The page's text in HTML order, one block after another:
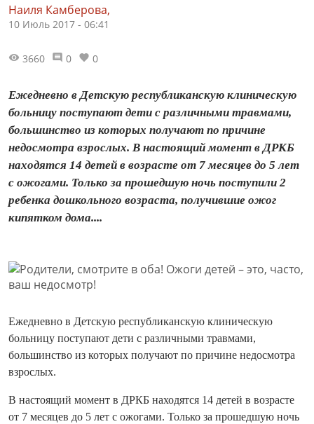
Наиля Камберова,
10 Июль 2017 - 06:41
3660 0 0
Ежедневно в Детскую республиканскую клиническую
больницу поступают дети с различными травмами,
большинство из которых получают по причине
недосмотра взрослых. В настоящий момент в ДРКБ
находятся 14 детей в возрасте от 7 месяцев до 5 лет
с ожогами. Только за прошедшую ночь поступили 2
ребенка дошкольного возраста, получившие ожог
кипятком дома....
Ежедневно в Детскую республиканскую клиническую
больницу поступают дети с различными травмами,
большинство из которых получают по причине недосмотра
взрослых.
В настоящий момент в ДРКБ находятся 14 детей в возрасте
от 7 месяцев до 5 лет с ожогами. Только за прошедшую ночь